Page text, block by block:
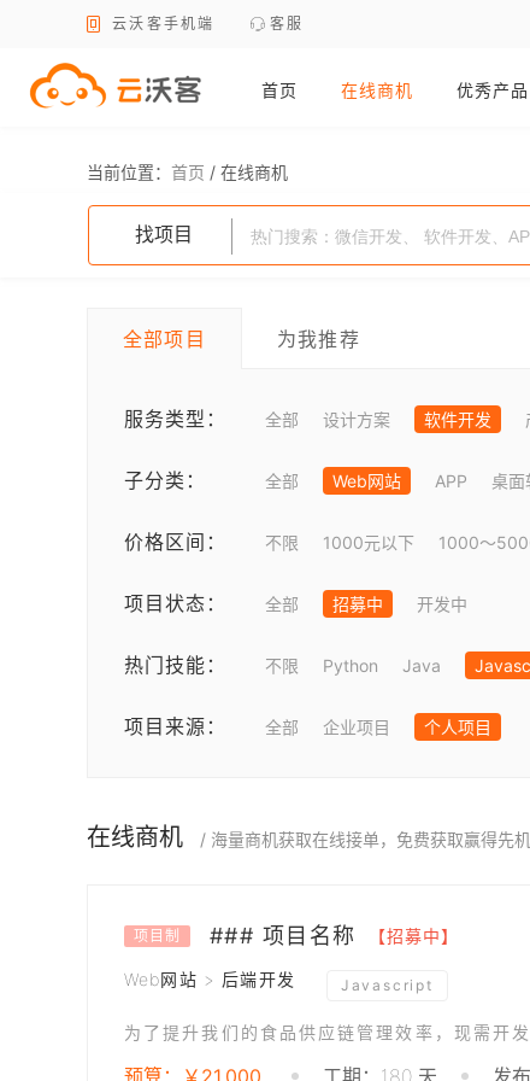
云沃客手机端 客服
首页 在线商机 优秀产品
当前位置： 首页 / 在线商机
找项目
全部项目 为我推荐
服务类型： 全部 设计方案 软件开发
子分类： 全部 Web网站 APP 桌面
价格区间： 不限 1000元以下 1000～
项目状态： 全部 招募中 开发中
热门技能： 不限 Python Java
项目来源： 全部 企业项目 个人项目
在线商机 / 海量商机获取在线接单，免费获取赢得先机
项目制 ### 项目名称 【招募中】
Web网站 > 后端开发 Javascript
为了提升我们的食品供应链管理效率，现需开
预算：￥21,000 工期：180 天 发